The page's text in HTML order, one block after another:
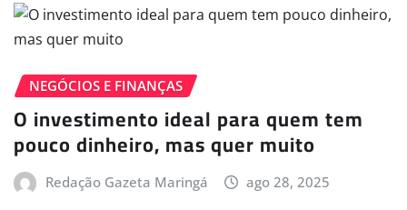
NEGÓCIOS E FINANÇAS
O investimento ideal para quem tem
pouco dinheiro, mas quer muito
Redação Gazeta Maringá ago 28, 2025